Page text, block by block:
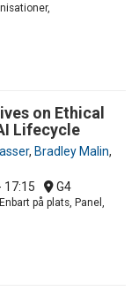
on Ethical
Lifecycle
, Bradley Malin,
17:15 G4
på plats, Panel,